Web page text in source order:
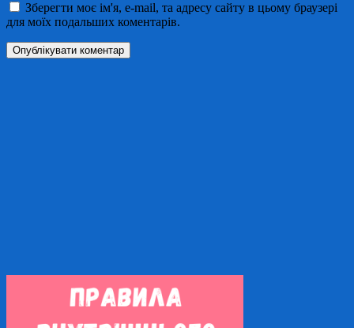
Зберегти моє ім'я, e-mail, та адресу сайту в цьому браузері
для моїх подальших коментарів.